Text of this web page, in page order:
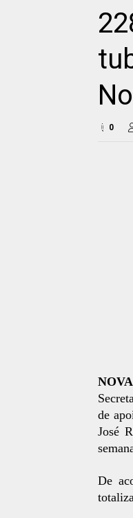
0
de
José
De